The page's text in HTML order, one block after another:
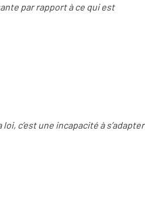
par rapport à ce qui est
c’est une incapacité à s’adapter